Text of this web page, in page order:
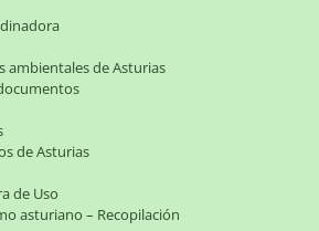
ambientales de Asturias
de Asturias
de Uso
asturiano – Recopilación